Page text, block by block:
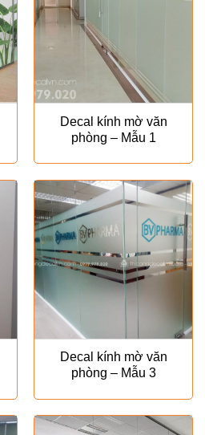
Decal kính mờ văn
phòng – Mẫu 1
Decal kính mờ văn
phòng – Mẫu 3